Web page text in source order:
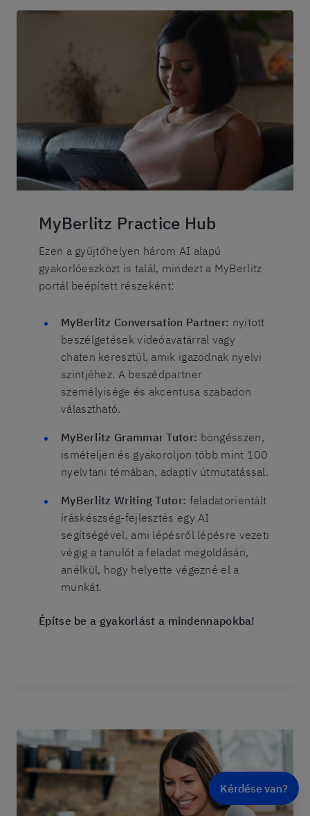
MyBerlitz Practice Hub
Ezen a gyűjtőhelyen három AI alapú
gyakorlóeszközt is talál, mindezt a MyBerlitz
portál beépített részeként:
MyBerlitz Conversation Partner: nyitott
beszélgetések videóavatárral vagy
chaten keresztül, amik igazodnak nyelvi
szintjéhez. A beszédpartner
személyisége és akcentusa szabadon
választható.
MyBerlitz Grammar Tutor: böngésszen,
ismételjen és gyakoroljon több mint 100
nyelvtani témában, adaptív útmutatással.
MyBerlitz Writing Tutor: feladatorientált
íráskészség-fejlesztés egy AI
segítségével, ami lépésről lépésre vezeti
végig a tanulót a feladat megoldásán,
anélkül, hogy helyette végezné el a
munkát.
Építse be a gyakorlást a mindennapokba!
Kérdése van?